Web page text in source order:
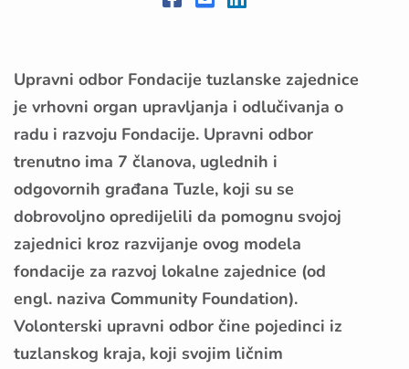
Upravni odbor Fondacije tuzlanske zajednice
je vrhovni organ upravljanja i odlučivanja o
radu i razvoju Fondacije. Upravni odbor
trenutno ima 7 članova, uglednih i
odgovornih građana Tuzle, koji su se
dobrovoljno opredijelili da pomognu svojoj
zajednici kroz razvijanje ovog modela
fondacije za razvoj lokalne zajednice (od
engl. naziva Community Foundation).
Volonterski upravni odbor čine pojedinci iz
tuzlanskog kraja, koji svojim ličnim